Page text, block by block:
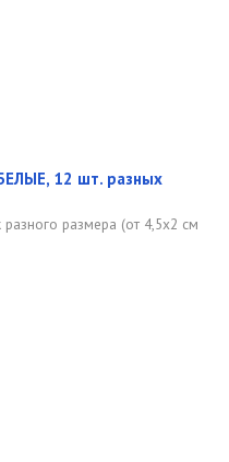
12 шт. разных
размера (от 4,5х2 см